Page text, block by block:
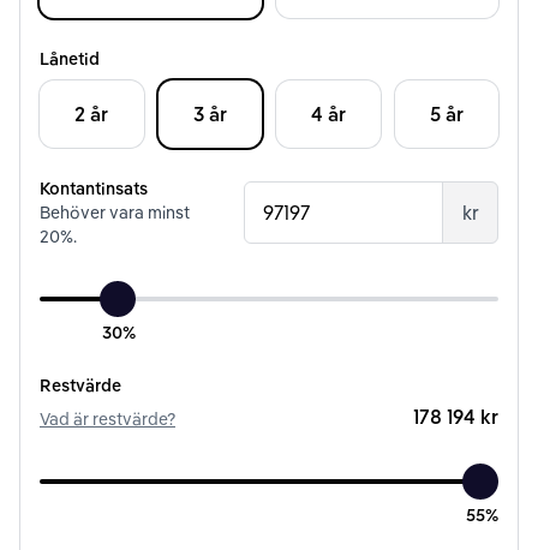
Lånetid
2 år 3 år 4 år 5 år
Kontantinsats
Behöver vara minst
20%.
kr
30%
Restvärde
Vad är restvärde?
178 194 kr
55%